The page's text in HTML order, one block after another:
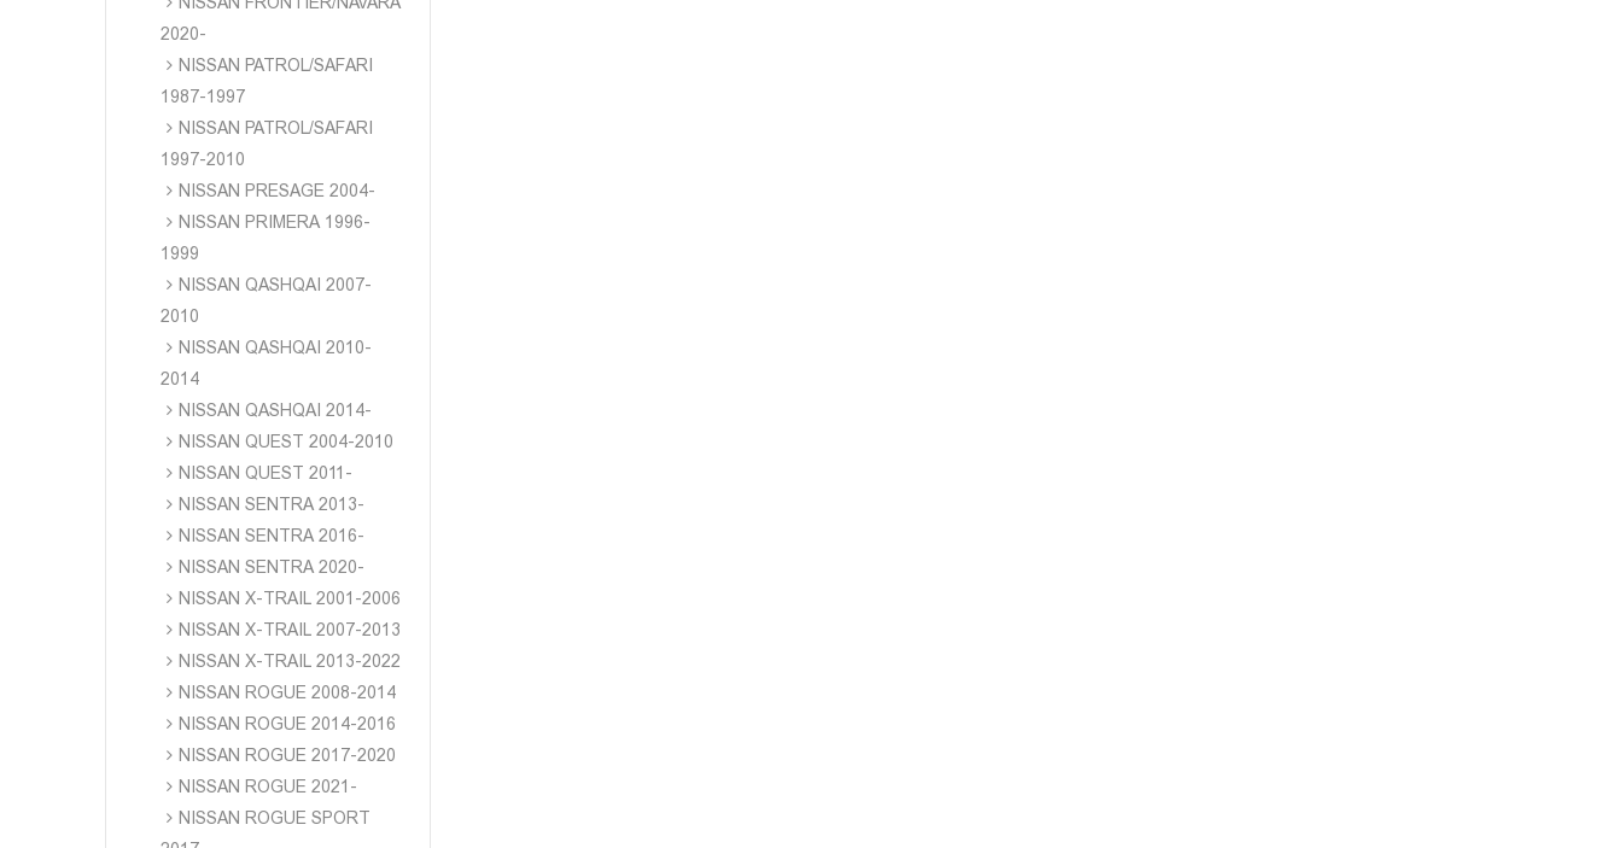
2020-
NISSAN PATROL/SAFARI
1987-1997
NISSAN PATROL/SAFARI
1997-2010
NISSAN PRESAGE 2004-
NISSAN PRIMERA 1996-
1999
NISSAN QASHQAI 2007-
2010
NISSAN QASHQAI 2010-
2014
NISSAN QASHQAI 2014-
NISSAN QUEST 2004-2010
NISSAN QUEST 2011-
NISSAN SENTRA 2013-
NISSAN SENTRA 2016-
NISSAN SENTRA 2020-
NISSAN X-TRAIL 2001-2006
NISSAN X-TRAIL 2007-2013
NISSAN X-TRAIL 2013-2022
NISSAN ROGUE 2008-2014
NISSAN ROGUE 2014-2016
NISSAN ROGUE 2017-2020
NISSAN ROGUE 2021-
NISSAN ROGUE SPORT